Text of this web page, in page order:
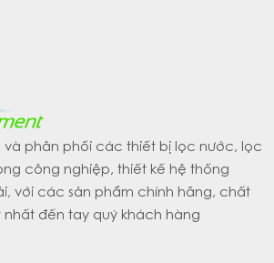
và phân phối các thiết bị lọc nước, lọc
công nghiệp, thiết kế hệ thống
với các sản phẩm chính hãng, chất
nhất đến tay quý khách hàng